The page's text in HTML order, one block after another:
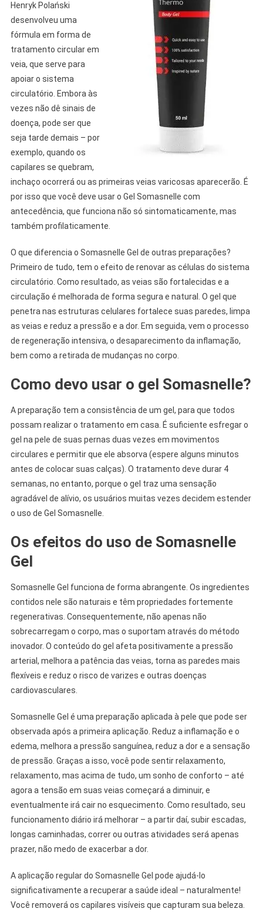
Henryk Polański
desenvolveu uma
fórmula em forma de
tratamento circular em
veia, que serve para
apoiar o sistema
circulatório. Embora às
vezes não dê sinais de
doença, pode ser que
seja tarde demais – por
exemplo, quando os
capilares se quebram,
inchaço ocorrerá ou as primeiras veias varicosas aparecerão. É
por isso que você deve usar o Gel Somasnelle com
antecedência, que funciona não só sintomaticamente, mas
também profilaticamente.
O que diferencia o Somasnelle Gel de outras preparações?
Primeiro de tudo, tem o efeito de renovar as células do sistema
circulatório. Como resultado, as veias são fortalecidas e a
circulação é melhorada de forma segura e natural. O gel que
penetra nas estruturas celulares fortalece suas paredes, limpa
as veias e reduz a pressão e a dor. Em seguida, vem o processo
de regeneração intensiva, o desaparecimento da inflamação,
bem como a retirada de mudanças no corpo.
Como devo usar o gel Somasnelle?
A preparação tem a consistência de um gel, para que todos
possam realizar o tratamento em casa. É suficiente esfregar o
gel na pele de suas pernas duas vezes em movimentos
circulares e permitir que ele absorva (espere alguns minutos
antes de colocar suas calças). O tratamento deve durar 4
semanas, no entanto, porque o gel traz uma sensação
agradável de alívio, os usuários muitas vezes decidem estender
o uso de Gel Somasnelle.
Os efeitos do uso de Somasnelle
Gel
Somasnelle Gel funciona de forma abrangente. Os ingredientes
contidos nele são naturais e têm propriedades fortemente
regenerativas. Consequentemente, não apenas não
sobrecarregam o corpo, mas o suportam através do método
inovador. O conteúdo do gel afeta positivamente a pressão
arterial, melhora a patência das veias, torna as paredes mais
flexíveis e reduz o risco de varizes e outras doenças
cardiovasculares.
Somasnelle Gel é uma preparação aplicada à pele que pode ser
observada após a primeira aplicação. Reduz a inflamação e o
edema, melhora a pressão sanguínea, reduz a dor e a sensação
de pressão. Graças a isso, você pode sentir relaxamento,
relaxamento, mas acima de tudo, um sonho de conforto – até
agora a tensão em suas veias começará a diminuir, e
eventualmente irá cair no esquecimento. Como resultado, seu
funcionamento diário irá melhorar – a partir daí, subir escadas,
longas caminhadas, correr ou outras atividades será apenas
prazer, não medo de exacerbar a dor.
A aplicação regular do Somasnelle Gel pode ajudá-lo
significativamente a recuperar a saúde ideal – naturalmente!
Você removerá os capilares visíveis que capturam sua beleza.